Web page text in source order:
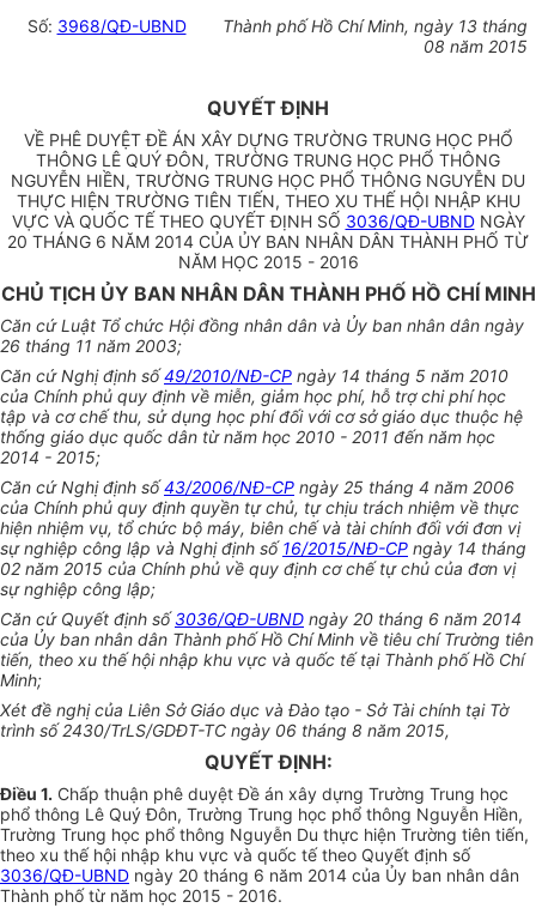
Số: 3968/QĐ-UBND
Thành phố Hồ Chí Minh, ngày 13 tháng
08 năm 2015
QUYẾT ĐỊNH
VỀ PHÊ DUYỆT ĐỀ ÁN XÂY DỰNG TRƯỜNG TRUNG HỌC PHỔ
THÔNG LÊ QUÝ ĐÔN, TRƯỜNG TRUNG HỌC PHỔ THÔNG
NGUYỄN HIỀN, TRƯỜNG TRUNG HỌC PHỔ THÔNG NGUYỄN DU
THỰC HIỆN TRƯỜNG TIÊN TIẾN, THEO XU THẾ HỘI NHẬP KHU
VỰC VÀ QUỐC TẾ THEO QUYẾT ĐỊNH SỐ 3036/QĐ-UBNDNGÀY
20 THÁNG 6 NĂM 2014 CỦA ỦY BAN NHÂN DÂN THÀNH PHỐ TỪ
NĂM HỌC 2015 - 2016
CHỦ TỊCH ỦY BAN NHÂN DÂN THÀNH PHỐ HỒ CHÍ MINH
Căn cứ Luật Tổ chức Hội đồng nhân dân và Ủy ban nhân dân ngày
26 tháng 11 năm 2003;
Căn cứ Nghị định số49/2010/NĐ-CP ngày 14 tháng 5 năm 2010
của Chính phủ quy định về miễn, giảm học phí, hỗ trợ chi phí học
tập và cơ chế thu, sử dụng học phí đối với cơ sở giáo dục thuộc hệ
thống giáo dục quốc dân từ năm học 2010 - 2011 đến năm học
2014 - 2015;
Căn cứ Nghị định số43/2006/NĐ-CP ngày 25 tháng 4 năm 2006
của Chính phủ quy định quyền tự chủ, tự chịu trách nhiệm về thực
hiện nhiệm vụ, tổ chức bộ máy, biên chế và tài chính đối với đơn vị
sự nghiệp công lập và Nghị định số16/2015/NĐ-CP ngày 14 tháng
02 năm 2015 của Chính phủ về quy định cơ chế tự chủ của đơn vị
sự nghiệp công lập;
Căn cứ Quyết định số3036/QĐ-UBND ngày 20 tháng 6 năm 2014
của Ủy ban nhân dân Thành phố Hồ Chí Minh về tiêu chí Trường tiên
tiến, theo xu thế hội nhập khu vực và quốc tế tại Thành phố Hồ Chí
Minh;
Xét đề nghị của Liên Sở Giáo dục và Đào tạo - Sở Tài chính tại Tờ
trình số 2430/TrLS/GDĐT-TC ngày 06 tháng 8 năm 2015,
QUYẾT ĐỊNH:
Điều 1. Chấp thuận phê duyệt Đề án xây dựng Trường Trung học
phổ thông Lê Quý Đôn, Trường Trung học phổ thông Nguyễn Hiền,
Trường Trung học phổ thông Nguyễn Du thực hiện Trường tiên tiến,
theo xu thế hội nhập khu vực và quốc tế theo Quyết định số
3036/QĐ-UBND ngày 20 tháng 6 năm 2014 của Ủy ban nhân dân
Thành phố từ năm học 2015 - 2016.